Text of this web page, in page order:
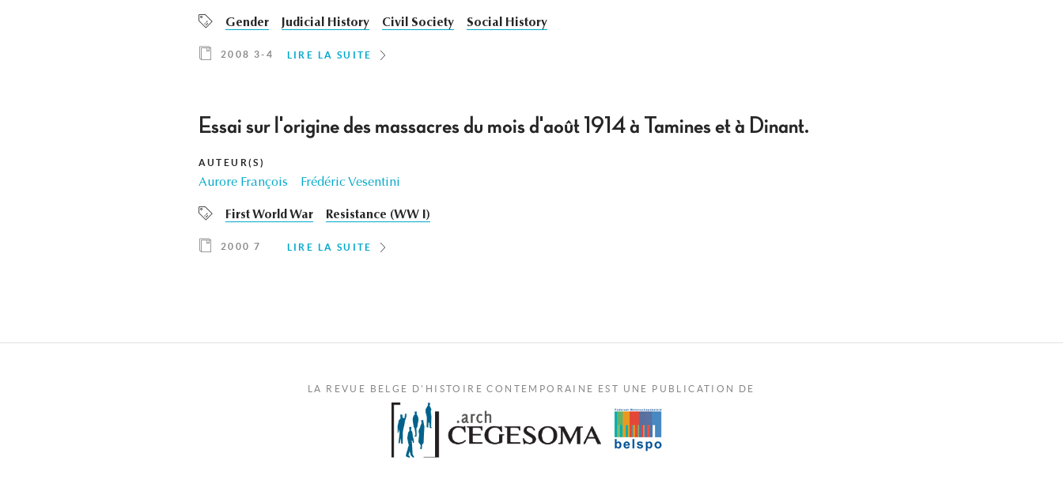
Gender Judicial History Civil Society Social History
2008 3-4 LIRE LA SUITE
Essai sur l'origine des massacres du mois d'août 1914 à Tamines et à Dinant.
AUTEUR(S)
Aurore François Frédéric Vesentini
First World War Resistance (WW I)
2000 7 LIRE LA SUITE
LA REVUE BELGE D'HISTOIRE CONTEMPORAINE EST UNE PUBLICATION DE